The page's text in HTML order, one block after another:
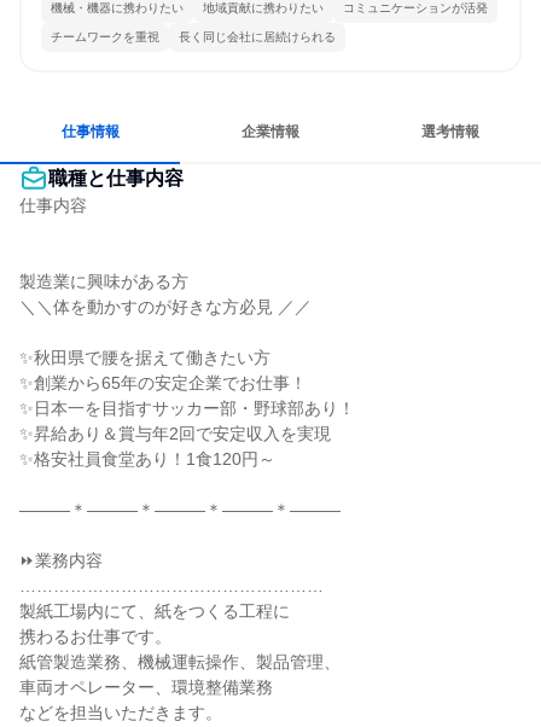
機械・機器に携わりたい 地域貢献に携わりたい コミュニケーションが活発
チームワークを重視 長く同じ会社に居続けられる
仕事情報 企業情報 選考情報
職種と仕事内容
仕事内容
製造業に興味がある方
＼＼体を動かすのが好きな方必見 ／／
✨秋田県で腰を据えて働きたい方
✨創業から65年の安定企業でお仕事！
✨日本一を目指すサッカー部・野球部あり！
✨昇給あり＆賞与年2回で安定収入を実現
✨格安社員食堂あり！1食120円～
―――＊―――＊―――＊―――＊―――
⏩業務内容
製紙工場内にて、紙をつくる工程に
携わるお仕事です。
紙管製造業務、機械運転操作、製品管理、
車両オペレーター、環境整備業務
などを担当いただきます。